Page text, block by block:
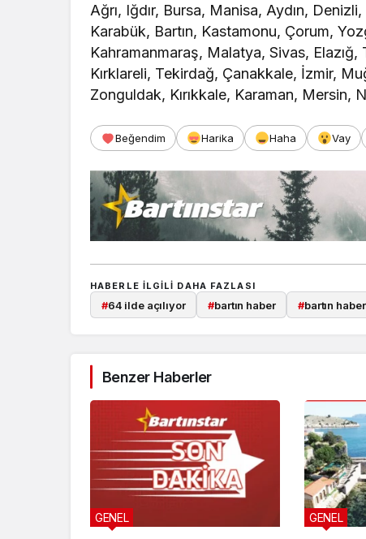
Ağrı, Iğdır, Bursa, Manisa, Aydın,
Karabük, Bartın, Kastamonu, Çorum,
Kahramanmaraş, Malatya, Sivas,
Kırklareli, Tekirdağ, Çanakkale, İzmir,
Zonguldak, Kırıkkale, Karaman, Mersin,
Beğendim Harika Haha Vay
HABERLE ILGILI DAHA FAZLASI
#64 ilde açılıyor #bartın haber #bartın
Benzer Haberler
GENEL GENEL